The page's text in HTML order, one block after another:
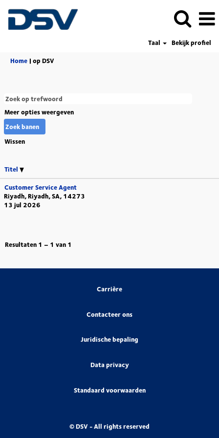
Taal
Bekijk profiel
Home | op DSV(huidige
Meer opties weergeven
Wissen
Titel
Customer Service Agent
Riyadh, Riyadh, SA, 14273
13 jul 2026
Resultaten 1 – 1 van 1
Carrière
Contacteer ons
Juridische bepaling
Data privacy
Standaard voorwaarden
© DSV - All rights reserved